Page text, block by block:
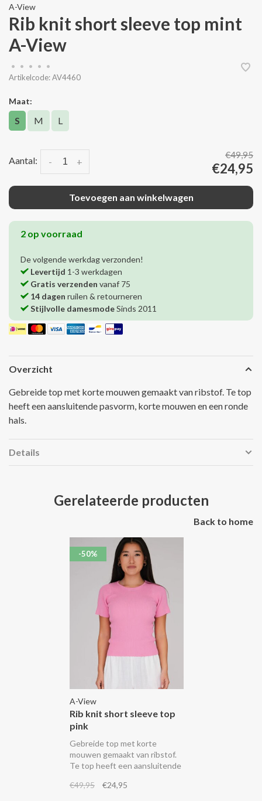
A-View
Rib knit short sleeve top mint
A-View
• • • •
•
Artikelcode:AV4460
Maat:
S M L
Aantal: +
-
€49,95
€24,95
Toevoegen aan winkelwagen
2 op voorraad
De volgende werkdag verzonden!
Levertijd 1-3 werkdagen
Gratis verzenden vanaf 75
14 dagen ruilen & retourneren
Stijlvolle damesmodeSinds 2011
Overzicht
Gebreide top met korte mouwen gemaakt van ribstof. Te top
heeft een aansluitende pasvorm, korte mouwen en een ronde
hals.
Details
Gerelateerde producten
Back to home
-50%
A-View
Rib knit short sleeve top
pink
Gebreide top met korte
mouwen gemaakt van ribstof.
Te top heeft een aansluitende
een ronde hals.
€49,95 €24,95